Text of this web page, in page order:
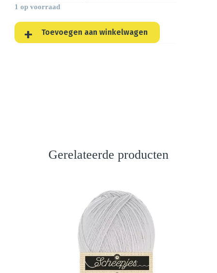
1 op voorraad
Toevoegen aan winkelwagen
Gerelateerde producten